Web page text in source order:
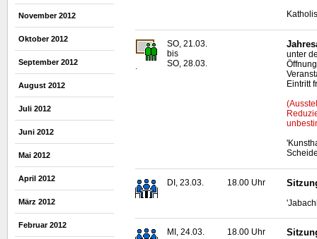
November 2012
Oktober 2012
September 2012
August 2012
Juli 2012
Juni 2012
Mai 2012
April 2012
März 2012
Februar 2012
SO, 21.03.
bis
SO, 28.03.
unter
Eintritt
DI, 23.03. 18.00 Uhr
MI, 24.03. 18.00 Uhr